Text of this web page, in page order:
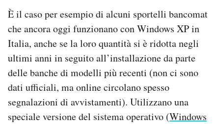
È il caso per esempio di alcuni sportelli bancomat
che ancora oggi funzionano con Windows XP in
Italia, anche se la loro quantità si è ridotta negli
ultimi anni in seguito all’installazione da parte
delle banche di modelli più recenti (non ci sono
dati ufficiali, ma online circolano spesso
segnalazioni di avvistamenti). Utilizzano una
speciale versione del sistema operativo (Windows